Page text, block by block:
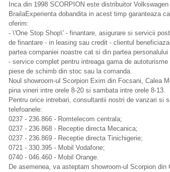
Inca din 1998 SCORPION este distribuitor
BrailaExperienta dobandita in acest timp garanteaza
oferim:
- \'One Stop Shop\' - finantare, asigurare si servicii
de finantare - in leasing sau credit - clientul
partea companiei noastre cat si din partea
- service complet pentru intreaga gama de
piese de schimb din stoc sau la comanda.
Noul showroom-ul Scorpion Exim din Focsani, Calea
pina vineri intre orele 8-20 si sambata intre orele 8-13.
Pentru orice intrebari, consultantii nostri de vanzari si
telefoanele:
0237 - 236.866 - Romtelecom centrala;
0237 - 236.868 - Receptie directa Mecanica;
0237 - 236.869 - Receptie directa Tinichigerie;
0721 - 330.395 - Mobil Vodafone;
0740 - 046.460 - Mobil Orange.
De asemenea, va asteptam showroom-ul Scorpion